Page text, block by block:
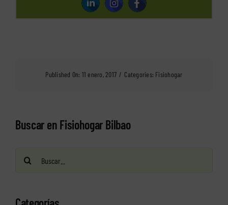
Published On: 11 enero, 2017 / Categories: Fisiohogar
Buscar en Fisiohogar Bilbao